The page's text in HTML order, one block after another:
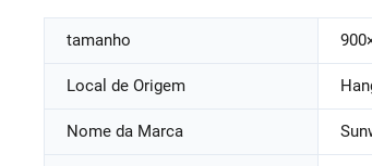
tamanho
Local de Origem
Nome da Marca